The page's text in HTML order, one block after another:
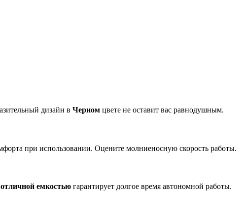
дизайн в Черном цвете не оставит вас равнодушным.
при использовании. Оцените молниеносную скорость работы.
отличной емкостью гарантирует долгое время автономной работы.